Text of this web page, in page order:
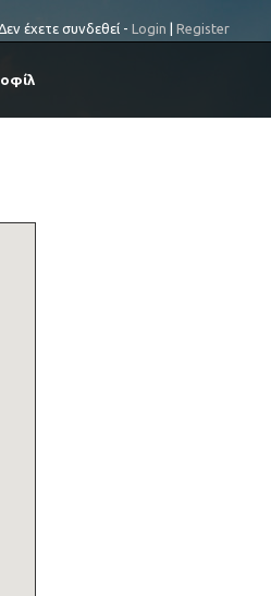
έχετε συνδεθεί - Login Register